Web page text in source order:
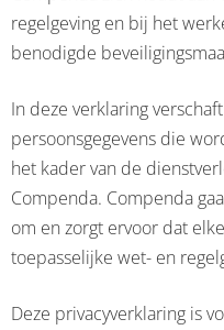
OVER ONS
EXTRA’S
KLANTVERHALEN
CONTACT
regelgeving en bij het
benodigde
In deze verklaring
persoonsgegevens die
het kader van de
Compenda. Compenda
om en zorgt ervoor dat
toepasselijke wet- en
Deze privacyverklaring is